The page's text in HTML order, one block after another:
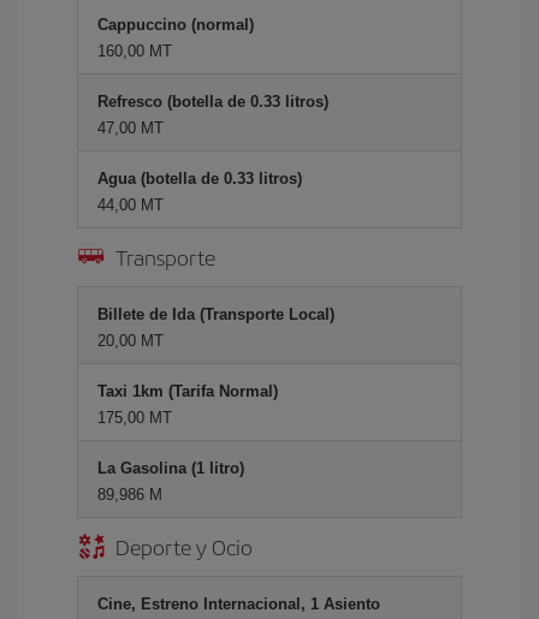
Cappuccino (normal)
160,00 MT
Refresco (botella de 0.33 litros)
47,00 MT
Agua (botella de 0.33 litros)
44,00 MT
Transporte
Billete de Ida (Transporte Local)
20,00 MT
Taxi 1km (Tarifa Normal)
175,00 MT
La Gasolina (1 litro)
89,986 M
Deporte y Ocio
Cine, Estreno Internacional, 1 Asiento